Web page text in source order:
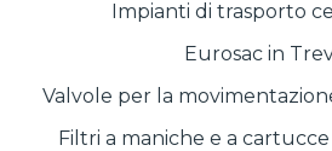
Impianti di trasporto
Eurosac in
Valvole per la
Filtri a maniche e a